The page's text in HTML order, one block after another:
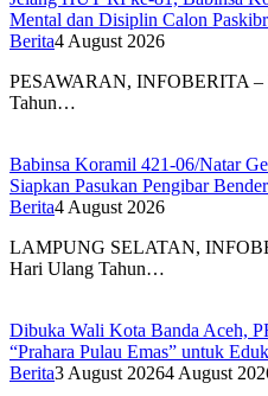
Mental dan Disiplin Calon
Berita4 August 2026
PESAWARAN, INFOBERITA –
Tahun…
Babinsa Koramil 421-06/Natar
Siapkan Pasukan Pengibar
Berita4 August 2026
LAMPUNG SELATAN,
Hari Ulang Tahun…
Dibuka Wali Kota Banda Aceh,
“Prahara Pulau Emas” untuk
Berita3 August 20264 August